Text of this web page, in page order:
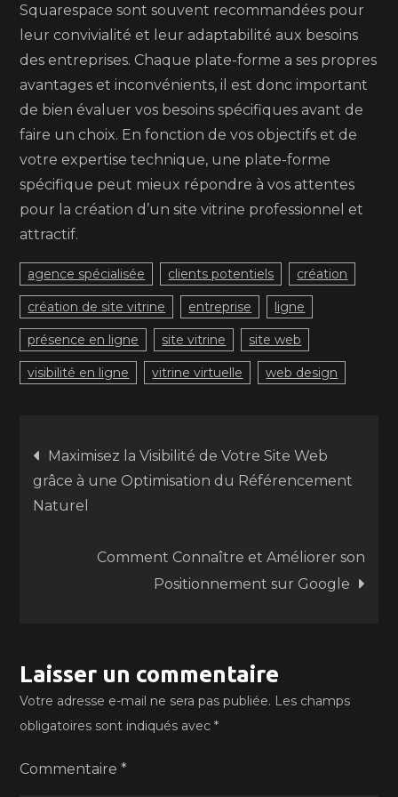
Squarespace sont souvent recommandées pour
leur convivialité et leur adaptabilité aux besoins
des entreprises. Chaque plate-forme a ses propres
avantages et inconvénients, il est donc important
de bien évaluer vos besoins spécifiques avant de
faire un choix. En fonction de vos objectifs et de
votre expertise technique, une plate-forme
spécifique peut mieux répondre à vos attentes
pour la création d’un site vitrine professionnel et
attractif.
agence spécialisée clients potentiels création
création de site vitrine entreprise ligne
présence en ligne site vitrine site web
visibilité en ligne vitrine virtuelle web design
Navigation
de
l’article
Maximisez la Visibilité de Votre Site Web
grâce à une Optimisation du Référencement
Naturel
Comment Connaître et Améliorer son
Positionnement sur Google
Laisser un commentaire
Votre adresse e-mail ne sera pas publiée. Les champs
obligatoires sont indiqués avec*
Commentaire*